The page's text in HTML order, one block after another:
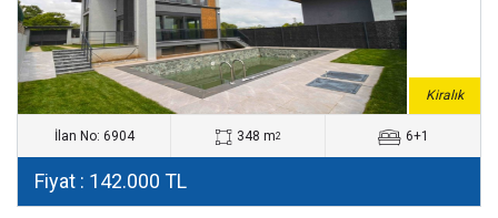
Kiralık
İlan No: 6904 348 m2 6+1
Fiyat : 142.000 TL